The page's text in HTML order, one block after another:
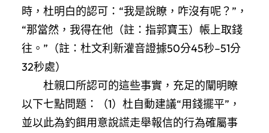
時，杜明白的認可：“我是說瞭，咋沒有呢？”，
“那當然，我得在他（註：指郭寶玉）帳上取錢
往。”（註：杜文利新灌音證據50分45秒–51分
32秒處）
杜親口所認可的這些事實，充足的闡明瞭
以下七點問題：（1）杜自動建議“用錢擺平”，
並以此為釣餌用意說謊走舉報信的行為確屬事